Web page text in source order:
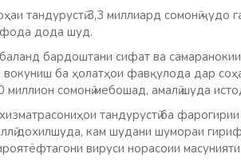
тандурустӣ 3,3 миллиард сомонӣ ҷудо
дода шуд.
бардоштани сифат ва самаранокии
вокуниш ба ҳолатҳои фавқулода дар
сомонӣ мебошад, амалӣ шуда
тандурустӣ ба
дохилшуда, кам шудани шумораи
вируси норасоии